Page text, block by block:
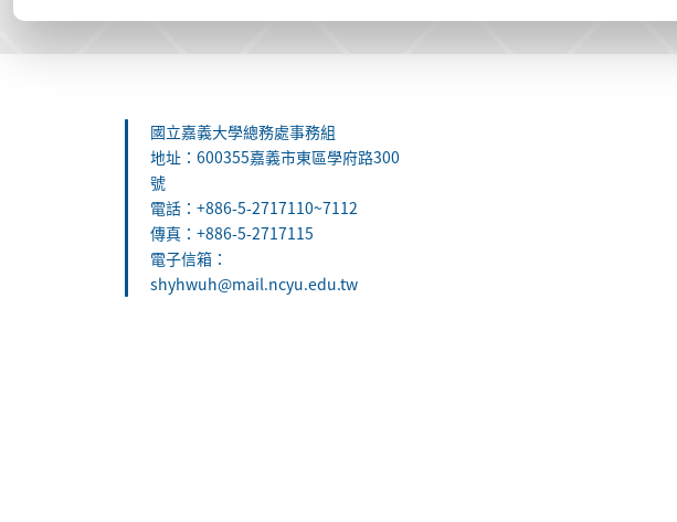
國立嘉義大學總務處事務組
地址：600355嘉義市東區學府路300
號
電話：+886-5-2717110~7112
傳真：+886-5-2717115
電子信箱：
shyhwuh@mail.ncyu.edu.tw